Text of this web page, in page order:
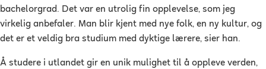
bachelorgrad. Det var en utrolig fin opplevelse, som jeg
virkelig anbefaler. Man blir kjent med nye folk, en ny kultur, og
det er et veldig bra studium med dyktige lærere, sier han.
Å studere i utlandet gir en unik mulighet til å oppleve verden,